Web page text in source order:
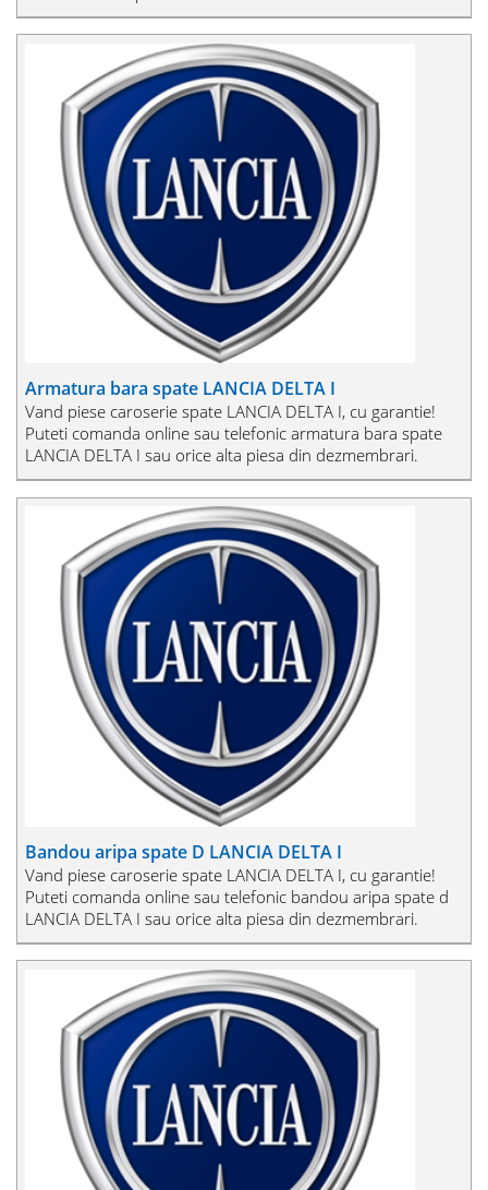
Armatura bara spate LANCIA DELTA I
Vand piese caroserie spate LANCIA DELTA I, cu garantie!
Puteti comanda online sau telefonic armatura bara spate
LANCIA DELTA I sau orice alta piesa din dezmembrari.
Bandou aripa spate D LANCIA DELTA I
Vand piese caroserie spate LANCIA DELTA I, cu garantie!
Puteti comanda online sau telefonic bandou aripa spate d
LANCIA DELTA I sau orice alta piesa din dezmembrari.